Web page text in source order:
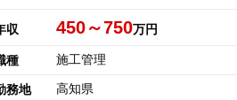
収 450～750万円
種 施工管理
務地 高知県